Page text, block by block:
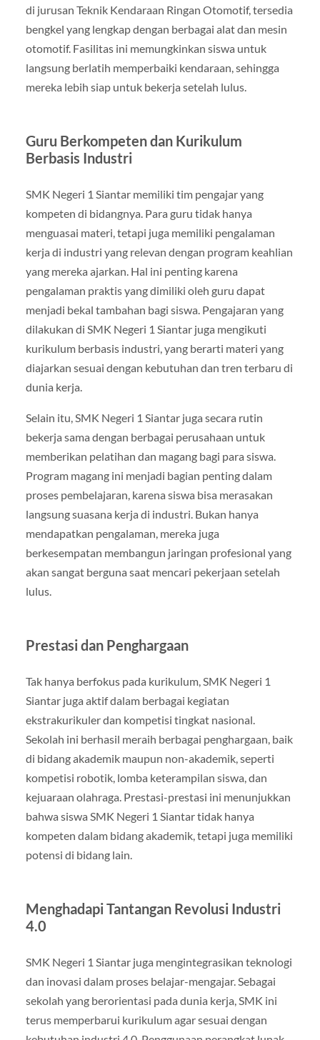
di jurusan Teknik Kendaraan Ringan Otomotif, tersedia
bengkel yang lengkap dengan berbagai alat dan mesin
otomotif. Fasilitas ini memungkinkan siswa untuk
langsung berlatih memperbaiki kendaraan, sehingga
mereka lebih siap untuk bekerja setelah lulus.
Guru Berkompeten dan Kurikulum
Berbasis Industri
SMK Negeri 1 Siantar memiliki tim pengajar yang
kompeten di bidangnya. Para guru tidak hanya
menguasai materi, tetapi juga memiliki pengalaman
kerja di industri yang relevan dengan program keahlian
yang mereka ajarkan. Hal ini penting karena
pengalaman praktis yang dimiliki oleh guru dapat
menjadi bekal tambahan bagi siswa. Pengajaran yang
dilakukan di SMK Negeri 1 Siantar juga mengikuti
kurikulum berbasis industri, yang berarti materi yang
diajarkan sesuai dengan kebutuhan dan tren terbaru di
dunia kerja.
Selain itu, SMK Negeri 1 Siantar juga secara rutin
bekerja sama dengan berbagai perusahaan untuk
memberikan pelatihan dan magang bagi para siswa.
Program magang ini menjadi bagian penting dalam
proses pembelajaran, karena siswa bisa merasakan
langsung suasana kerja di industri. Bukan hanya
mendapatkan pengalaman, mereka juga
berkesempatan membangun jaringan profesional yang
akan sangat berguna saat mencari pekerjaan setelah
lulus.
Prestasi dan Penghargaan
Tak hanya berfokus pada kurikulum, SMK Negeri 1
Siantar juga aktif dalam berbagai kegiatan
ekstrakurikuler dan kompetisi tingkat nasional.
Sekolah ini berhasil meraih berbagai penghargaan, baik
di bidang akademik maupun non-akademik, seperti
kompetisi robotik, lomba keterampilan siswa, dan
kejuaraan olahraga. Prestasi-prestasi ini menunjukkan
bahwa siswa SMK Negeri 1 Siantar tidak hanya
kompeten dalam bidang akademik, tetapi juga memiliki
potensi di bidang lain.
Menghadapi Tantangan Revolusi Industri
4.0
SMK Negeri 1 Siantar juga mengintegrasikan teknologi
dan inovasi dalam proses belajar-mengajar. Sebagai
sekolah yang berorientasi pada dunia kerja, SMK ini
terus memperbarui kurikulum agar sesuai dengan